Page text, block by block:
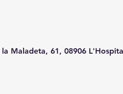
Maladeta, 61, 08906